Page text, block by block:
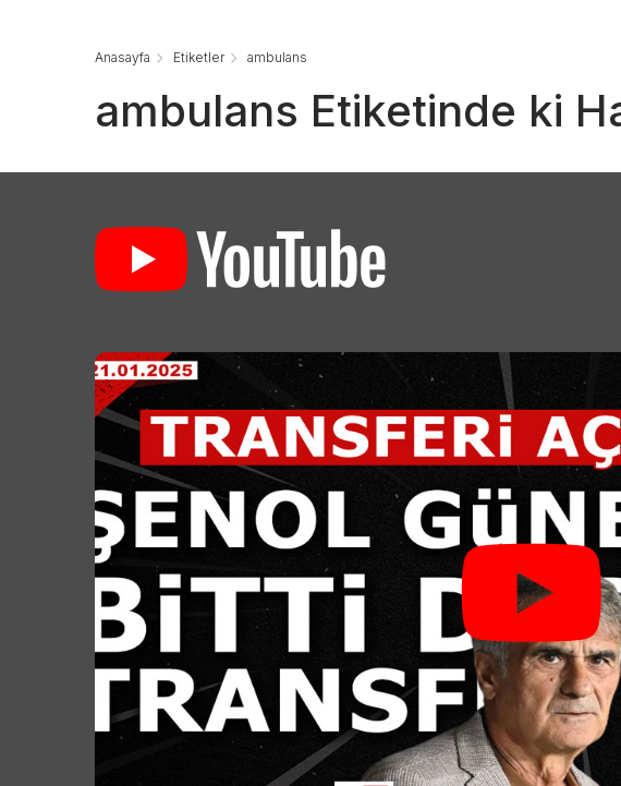
Anasayfa Etiketler ambulans
ambulans Etiketinde ki